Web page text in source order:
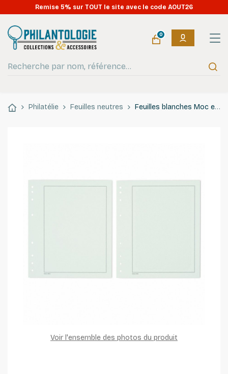
Remise 5% sur TOUT le site avec le code AOUT26
0
Philatélie Feuilles neutres Feuilles blanches Moc encadrement extérieur noir.
Voir l'ensemble des photos du produit